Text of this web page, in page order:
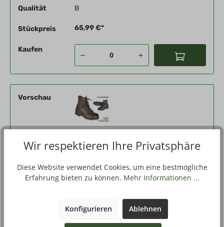
Qualität B
Stückpreis 65,99 €*
Kaufen
Vorschau
Produktnummer442722-06-080
Qualität B
Wir respektieren Ihre Privatsphäre
Diese Website verwendet Cookies, um eine bestmögliche
Erfahrung bieten zu können. Mehr Informationen ...
Konfigurieren Ablehnen